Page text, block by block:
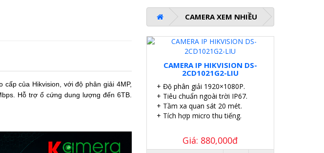
của Hikvision, với độ phân giải 4MP,
Hỗ trợ ổ cứng dung lượng đến 6TB.
CAMERA XEM NHIỀU
CAMERA IP HIKVISION DS-
2CD1021G2-LIU
+ Độ phân giải 1920×1080P.
+ Tiêu chuẩn ngoài trời IP67.
+ Tầm xa quan sát 20 mét.
+ Tích hợp micro thu tiếng.
Giá: 880,000đ